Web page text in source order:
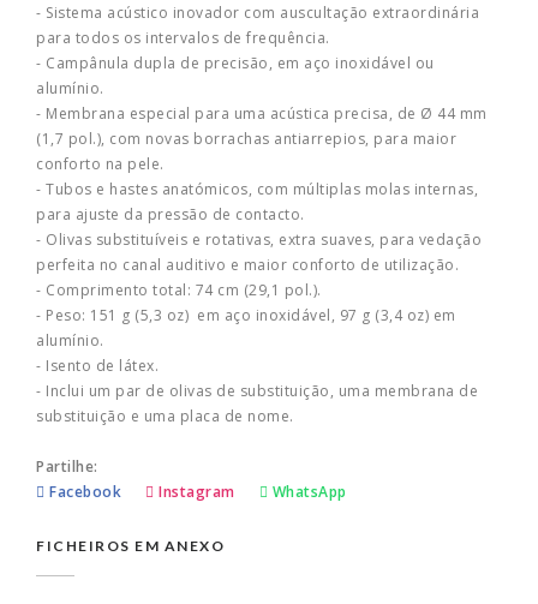
- Sistema acústico inovador com auscultação extraordinária
para todos os intervalos de frequência.
- Campânula dupla de precisão, em aço inoxidável ou
alumínio.
- Membrana especial para uma acústica precisa, de Ø 44 mm
(1,7 pol.), com novas borrachas antiarrepios, para maior
conforto na pele.
- Tubos e hastes anatómicos, com múltiplas molas internas,
para ajuste da pressão de contacto.
- Olivas substituíveis e rotativas, extra suaves, para vedação
perfeita no canal auditivo e maior conforto de utilização.
- Comprimento total: 74 cm (29,1 pol.).
- Peso: 151 g (5,3 oz) em aço inoxidável, 97 g (3,4 oz) em
alumínio.
- Isento de látex.
- Inclui um par de olivas de substituição, uma membrana de
substituição e uma placa de nome.
Partilhe:
Facebook
Instagram WhatsApp
FICHEIROS EM ANEXO